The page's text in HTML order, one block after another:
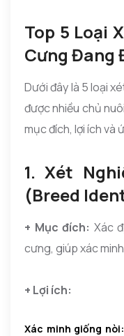
Top 5 Loại
Cưng Đang
Dưới đây là 5 loại
được nhiều chủ
mục đích, lợi ích và
1. Xét
(Breed
+ Mục đích: Xác
cưng, giúp xác
+ Lợi ích:
Xác minh giống nòi: